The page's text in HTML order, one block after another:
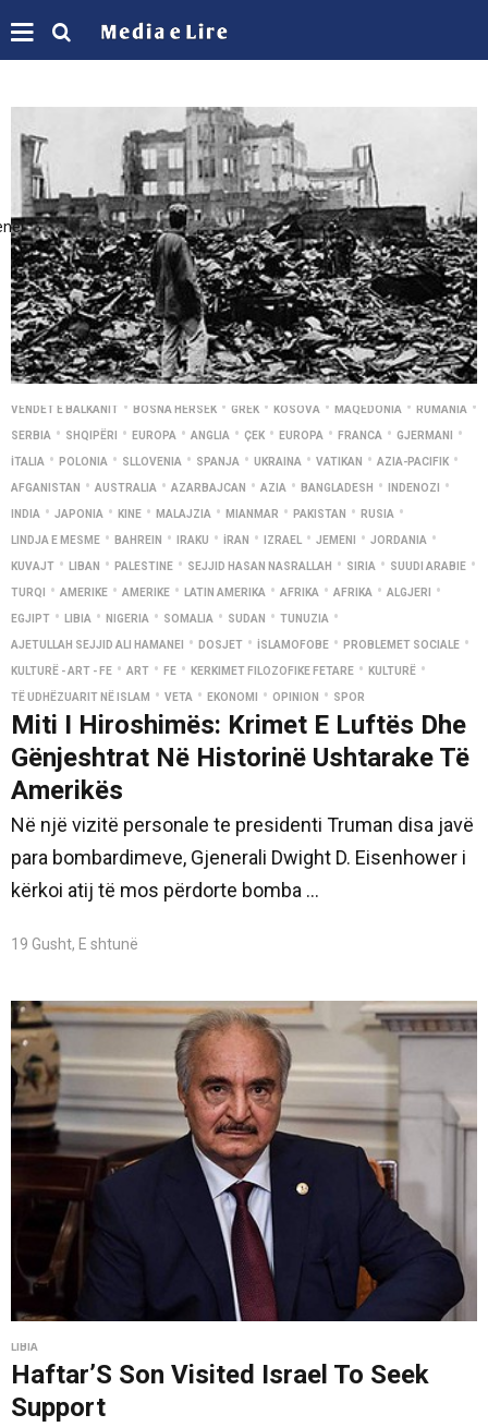
VENDET E BALKANIT • BOSNA HERSEK • GREK • KOSOVA • MAQEDONIA • RUMANIA •
SERBIA • SHQIPËRI • EUROPA • ANGLIA • ÇEK • EUROPA • FRANCA • GJERMANI •
İTALIA • POLONIA • SLLOVENIA • SPANJA • UKRAINA • VATIKAN • AZIA-PACIFIK •
AFGANISTAN • AUSTRALIA • AZARBAJCAN • AZIA • BANGLADESH • INDENOZI •
INDIA • JAPONIA • KINE • MALAJZIA • MIANMAR • PAKISTAN • RUSIA •
LINDJA E MESME • BAHREIN • IRAKU • İRAN • IZRAEL • JEMENI • JORDANIA •
KUVAJT • LIBAN • PALESTINE • SEJJID HASAN NASRALLAH • SIRIA • SUUDI ARABIE •
TURQI • AMERIKE • AMERIKE • LATIN AMERIKA • AFRIKA • AFRIKA • ALGJERI •
EGJIPT • LIBIA • NIGERIA • SOMALIA • SUDAN • TUNUZIA •
AJETULLAH SEJJID ALI HAMANEI • DOSJET • İSLAMOFOBE • PROBLEMET SOCIALE •
KULTURË - ART - FE • ART • FE • KERKIMET FILOZOFIKE FETARE • KULTURË •
TË UDHËZUARIT NË ISLAM • VETA • EKONOMI • OPINION • SPOR
Miti I Hiroshimës: Krimet E Luftës Dhe
Gënjeshtrat Në Historinë Ushtarake Të
Amerikës
Në një vizitë personale te presidenti Truman disa javë
para bombardimeve, Gjenerali Dwight D. Eisenhower i
kërkoi atij të mos përdorte bomba ...
19 Gusht, E shtunë
LIBIA
Haftar’S Son Visited Israel To Seek
Support